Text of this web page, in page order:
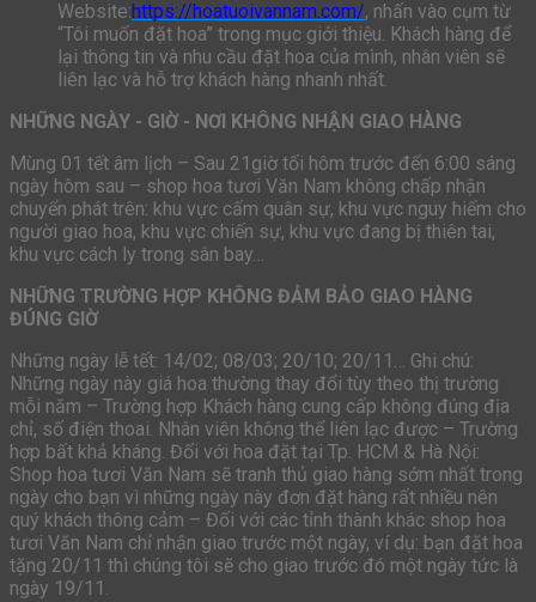
Website:https://hoatuoivannam.com/, nhấn vào cụm từ
“Tôi muốn đặt hoa” trong mục giới thiệu. Khách hàng để
lại thông tin và nhu cầu đặt hoa của mình, nhân viên sẽ
liên lạc và hỗ trợ khách hàng nhanh nhất.
NHỮNG NGÀY - GIỜ - NƠI KHÔNG NHẬN GIAO HÀNG
Mùng 01 tết âm lịch – Sau 21giờ tối hôm trước đến 6:00 sáng
ngày hôm sau – shop hoa tươi Văn Nam không chấp nhận
chuyển phát trên: khu vực cấm quân sự, khu vực nguy hiểm cho
người giao hoa, khu vực chiến sự, khu vực đang bị thiên tai,
khu vực cách ly trong sân bay…
NHỮNG TRƯỜNG HỢP KHÔNG ĐẢM BẢO GIAO HÀNG
ĐÚNG GIỜ
Những ngày lễ tết: 14/02; 08/03; 20/10; 20/11… Ghi chú:
Những ngày này giá hoa thường thay đổi tùy theo thị trường
mỗi năm – Trường hợp Khách hàng cung cấp không đúng địa
chỉ, số điện thoai. Nhân viên không thể liên lạc được – Trường
hợp bất khả kháng. Đối với hoa đặt tại Tp. HCM & Hà Nội:
Shop hoa tươi Văn Nam sẽ tranh thủ giao hàng sớm nhất trong
ngày cho bạn vì những ngày này đơn đặt hàng rất nhiều nên
quý khách thông cảm – Đối với các tỉnh thành khác shop hoa
tươi Văn Nam chỉ nhận giao trước một ngày, ví dụ: bạn đặt hoa
tặng 20/11 thì chúng tôi sẽ cho giao trước đó một ngày tức là
ngày 19/11.